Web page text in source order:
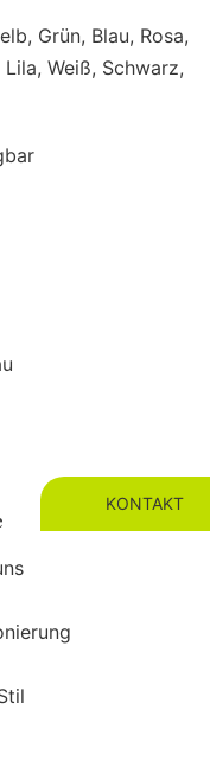
Grün, Blau, Rosa,
Lila, Weiß, Schwarz,
KONTAKT